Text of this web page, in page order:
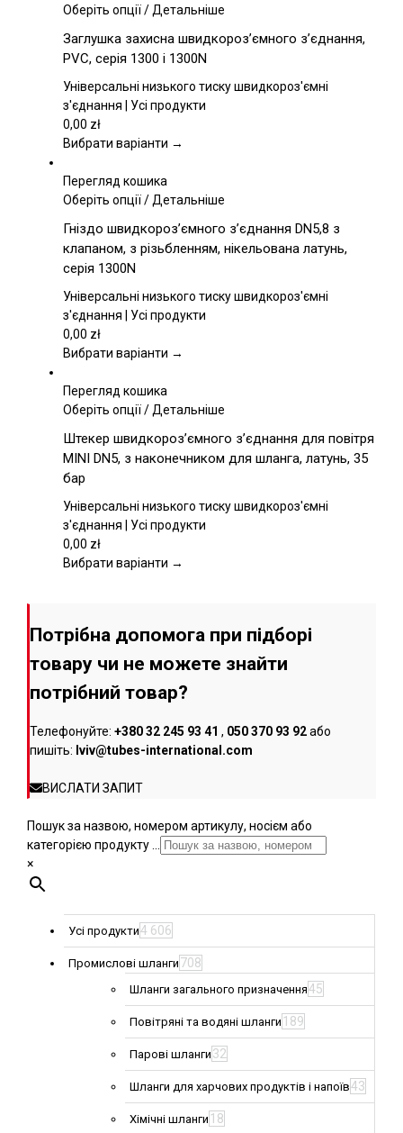
Оберіть опціїЦей
має
кілька
варіантів.
Параметри
вибрати
сторінці
товару
/Детальніше
Заглушка захисна швидкороз’ємного з’єднання,
PVC, серія 1300 і 1300N
Універсальні низького тиску швидкороз'ємні
з'єднання | Усі продукти
0,00 zł
Вибрати варіанти →
Перегляд кошика
Оберіть опціїЦей
має
кілька
Параметри
можна
на
товару
/Детальніше
Гніздо швидкороз’ємного з’єднання DN5,8 з
клапаном, з різьбленням, нікельована латунь,
серія 1300N
Універсальні низького тиску швидкороз'ємні
з'єднання | Усі продукти
0,00 zł
Вибрати варіанти →
Перегляд кошика
Оберіть опціїЦей
має
кілька
Параметри
можна
на
/Детальніше
Штекер швидкороз’ємного з’єднання для повітря
MINI DN5, з наконечником для шланга, латунь, 35
бар
Універсальні низького тиску швидкороз'ємні
з'єднання | Усі продукти
0,00 zł
Вибрати варіанти →
Потрібна допомога при підборі
товару чи не можете знайти
потрібний товар?
Телефонуйте: +380 32 245 93 41 , 050 370 93 92або
пишіть: lviv@tubes-international.com
ВИСЛАТИ ЗАПИТ
Пошук за назвою, номером артикулу, носієм або
категорією продукту ...
×
Усі продукти4 606
Промислові шланги 708
Шланги загального призначення45
Повітряні та водяні шланги 189
Парові шланги 32
Шланги для харчових продуктів і напоїв43
Хімічні шланги 18